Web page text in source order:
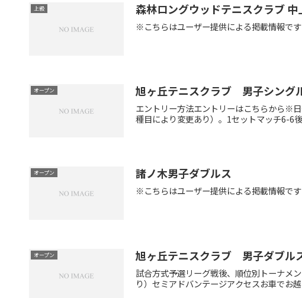
上級 森林ロングウッドテニスクラブ
※こちらはユーザー提供による掲載情報で
オープン 旭ヶ丘テニスクラブ 男子シング
エントリー方法エントリーはこちらから※
種目により変更あり）。1セットマッチ6-6
オープン 諸ノ木男子ダブルス
※こちらはユーザー提供による掲載情報で
オープン 旭ヶ丘テニスクラブ 男子ダブル
試合方式予選リーグ戦後、順位別トーナメ
り）セミアドバンテージアクセスお車でお